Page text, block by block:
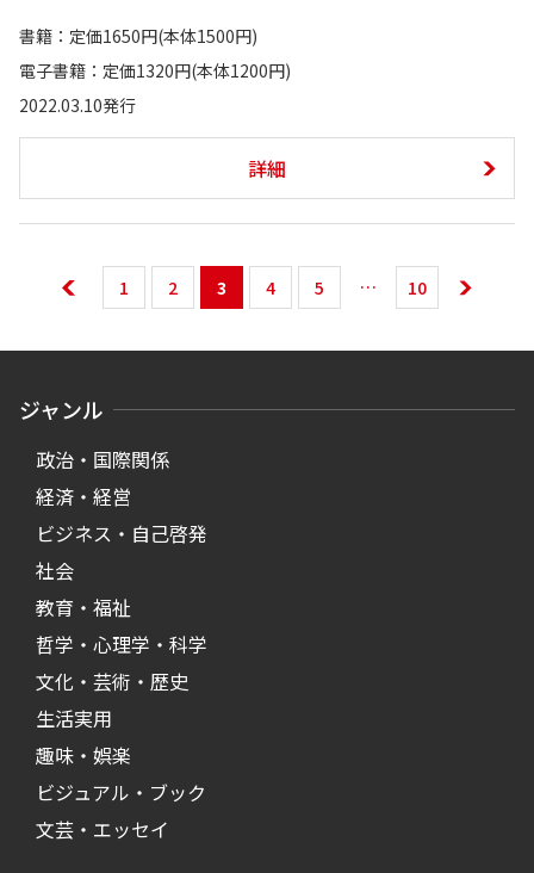
書籍：定価1650円(本体1500円)
電子書籍：定価1320円(本体1200円)
2022.03.10発行
詳細
1 2 3 4 5 10
ジャンル
政治・国際関係
経済・経営
ビジネス・自己啓発
社会
教育・福祉
哲学・心理学・科学
文化・芸術・歴史
生活実用
趣味・娯楽
ビジュアル・ブック
文芸・エッセイ